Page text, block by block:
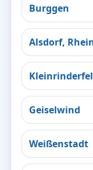
Burggen
Alsdorf,
Geiselwind
Weißenstadt